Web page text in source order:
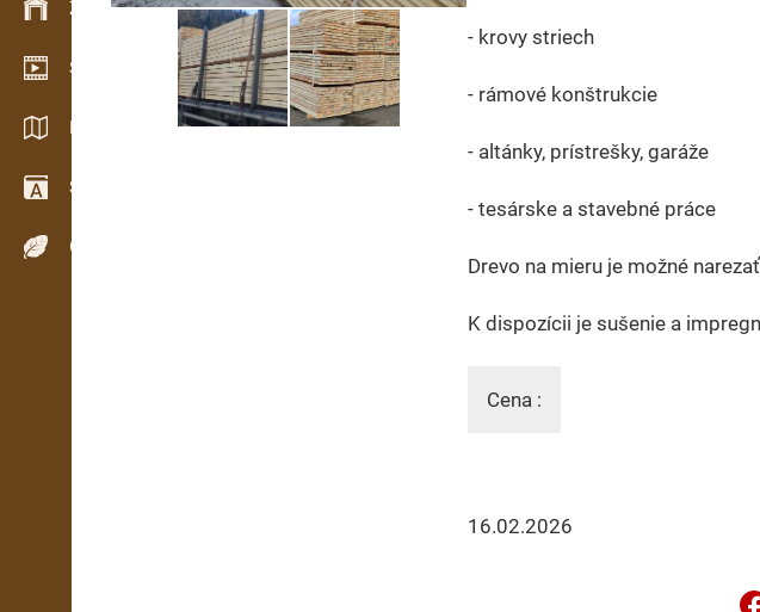
Zarządzanie zapasem
Salon wideo
Katalogi / Broszury
Słownik
Gatunki drewna
- krovy striech
- rámové konštrukcie
- altánky, prístrešky, garáže
- tesárske a stavebné práce
Drevo na mieru je možné
K dispozícii je sušenie a
Cena :
16.02.2026